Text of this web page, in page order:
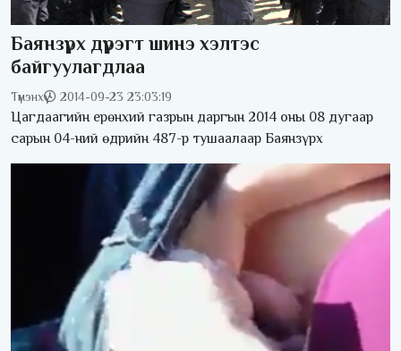
Баянзүрх дүүрэгт шинэ хэлтэс
байгуулагдлаа
Түмэнхүү 2014-09-23 23:03:19
Цагдаагийн ерөнхий газрын даргын 2014 оны 08 дугаар
сарын 04-ний өдрийн 487-р тушаалаар Баянзүрх